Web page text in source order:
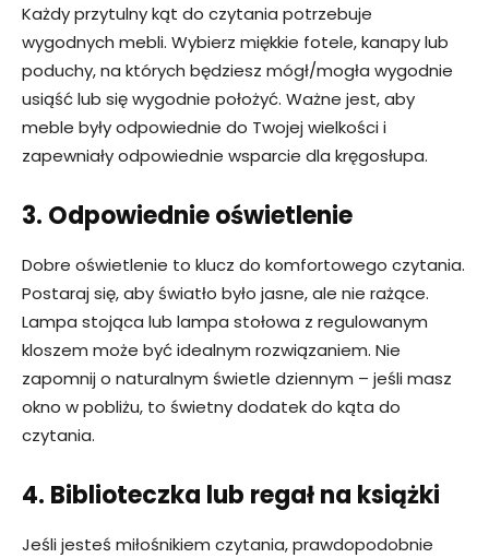
Każdy przytulny kąt do czytania potrzebuje
wygodnych mebli. Wybierz miękkie fotele, kanapy lub
poduchy, na których będziesz mógł/mogła wygodnie
usiąść lub się wygodnie położyć. Ważne jest, aby
meble były odpowiednie do Twojej wielkości i
zapewniały odpowiednie wsparcie dla kręgosłupa.
3. Odpowiednie oświetlenie
Dobre oświetlenie to klucz do komfortowego czytania.
Postaraj się, aby światło było jasne, ale nie rażące.
Lampa stojąca lub lampa stołowa z regulowanym
kloszem może być idealnym rozwiązaniem. Nie
zapomnij o naturalnym świetle dziennym – jeśli masz
okno w pobliżu, to świetny dodatek do kąta do
czytania.
4. Biblioteczka lub regał na książki
Jeśli jesteś miłośnikiem czytania, prawdopodobnie